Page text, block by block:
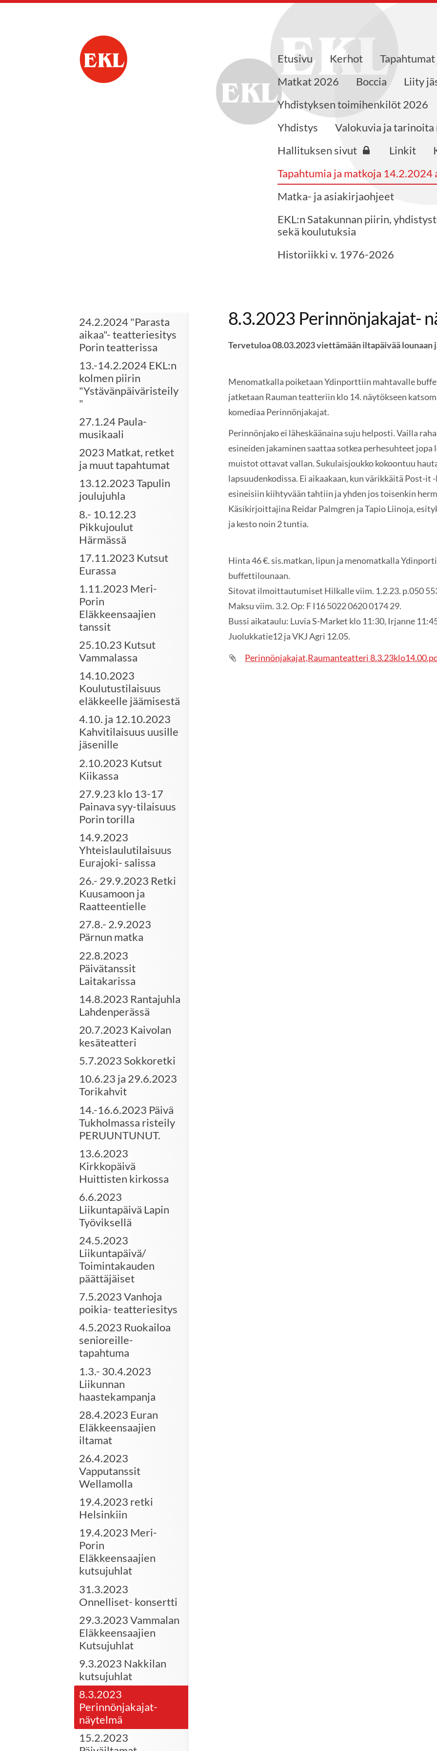
Eurajoen Eläkkeensaajat ry Etusivu Kerhot
Matkat 2026
Boccia
Liity
Yhdistyksen toimihenkilöt 2026
Yhdistys
Valokuvia ja
Hallituksen sivut
Linkit
Tapahtumia ja matkoja 14.2.2024
Matka- ja asiakirjaohjeet
EKL:n Satakunnan piirin,
sekä koulutuksia
Historiikki v. 1976-2026
24.2.2024 "Parasta
aikaa"- teatteriesitys
Porin teatterissa
13.-14.2.2024 EKL:n
kolmen piirin
"Ystävänpäiväristeily
"
27.1.24 Paula-
musikaali
2023 Matkat, retket
ja muut tapahtumat
13.12.2023 Tapulin
joulujuhla
8.- 10.12.23
Pikkujoulut
Härmässä
17.11.2023 Kutsut
Eurassa
1.11.2023 Meri-
Porin
Eläkkeensaajien
tanssit
25.10.23 Kutsut
Vammalassa
14.10.2023
Koulutustilaisuus
eläkkeelle jäämisestä
4.10. ja 12.10.2023
Kahvitilaisuus uusille
jäsenille
2.10.2023 Kutsut
Kiikassa
27.9.23 klo 13-17
Painava syy-tilaisuus
Porin torilla
14.9.2023
Yhteislaulutilaisuus
Eurajoki- salissa
26.- 29.9.2023 Retki
Kuusamoon ja
Raatteentielle
27.8.- 2.9.2023
Pärnun matka
22.8.2023
Päivätanssit
Laitakarissa
14.8.2023 Rantajuhla
Lahdenperässä
20.7.2023 Kaivolan
kesäteatteri
5.7.2023 Sokkoretki
10.6.23 ja 29.6.2023
Torikahvit
14.-16.6.2023 Päivä
Tukholmassa risteily
PERUUNTUNUT.
13.6.2023
Kirkkopäivä
Huittisten kirkossa
6.6.2023
Liikuntapäivä Lapin
Työviksellä
24.5.2023
Liikuntapäivä/
Toimintakauden
päättäjäiset
7.5.2023 Vanhoja
poikia- teatteriesitys
4.5.2023 Ruokailoa
senioreille-
tapahtuma
1.3.- 30.4.2023
Liikunnan
haastekampanja
28.4.2023 Euran
Eläkkeensaajien
iltamat
26.4.2023
Vapputanssit
Wellamolla
19.4.2023 retki
Helsinkiin
19.4.2023 Meri-
Porin
Eläkkeensaajien
kutsujuhlat
31.3.2023
Onnelliset- konsertti
29.3.2023 Vammalan
Eläkkeensaajien
Kutsujuhlat
9.3.2023 Nakkilan
kutsujuhlat
8.3.2023
Perinnönjakajat-
näytelmä
15.2.2023
8.3.2023 Perinnönjakajat-
Tervetuloa 08.03.2023 viettämään iltapäivää lounaan
Menomatkalla poiketaan Ydinporttiin mahtavalle
jatketaan Rauman teatteriin klo 14. näytökseen
komediaa Perinnönjakajat.
Perinnönjako ei läheskäänaina suju helposti. Vailla
esineiden jakaminen saattaa sotkea perhesuhteet
muistot ottavat vallan. Sukulaisjoukko kokoontuu
lapsuudenkodissa. Ei aikaakaan, kun värikkäitä Post-it
esineisiin kiihtyvään tahtiin ja yhden jos toisenkin
Käsikirjoittajina Reidar Palmgren ja Tapio Liinoja,
ja kesto noin 2 tuntia.
Hinta 46 €. sis.matkan, lipun ja menomatkalla
buffettilounaan.
Sitovat ilmoittautumiset Hilkalle viim. 1.2.23. p.050
Maksu viim. 3.2. Op: F I16 5022 0620 0174 29.
Bussi aikataulu: Luvia S-Market klo 11:30, Irjanne
Juolukkatie12 ja VKJ Agri 12.05.
Perinnönjakajat,Raumanteatteri